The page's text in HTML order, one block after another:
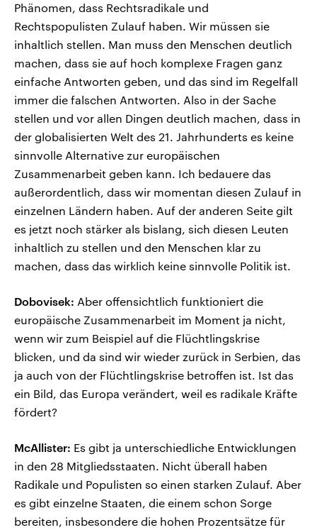
Phänomen, dass Rechtsradikale und
Rechtspopulisten Zulauf haben. Wir müssen sie
inhaltlich stellen. Man muss den Menschen deutlich
machen, dass sie auf hoch komplexe Fragen ganz
einfache Antworten geben, und das sind im Regelfall
immer die falschen Antworten. Also in der Sache
stellen und vor allen Dingen deutlich machen, dass in
der globalisierten Welt des 21. Jahrhunderts es keine
sinnvolle Alternative zur europäischen
Zusammenarbeit geben kann. Ich bedauere das
außerordentlich, dass wir momentan diesen Zulauf in
einzelnen Ländern haben. Auf der anderen Seite gilt
es jetzt noch stärker als bislang, sich diesen Leuten
inhaltlich zu stellen und den Menschen klar zu
machen, dass das wirklich keine sinnvolle Politik ist.
Dobovisek: Aber offensichtlich funktioniert die
europäische Zusammenarbeit im Moment ja nicht,
wenn wir zum Beispiel auf die Flüchtlingskrise
blicken, und da sind wir wieder zurück in Serbien, das
ja auch von der Flüchtlingskrise betroffen ist. Ist das
ein Bild, das Europa verändert, weil es radikale Kräfte
fördert?
McAllister: Es gibt ja unterschiedliche Entwicklungen
in den 28 Mitgliedsstaaten. Nicht überall haben
Radikale und Populisten so einen starken Zulauf. Aber
es gibt einzelne Staaten, die einem schon Sorge
bereiten, insbesondere die hohen Prozentsätze für